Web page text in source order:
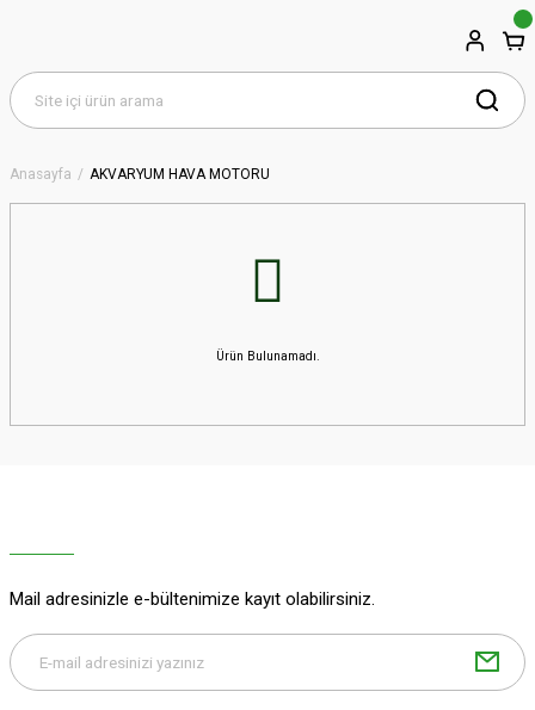
Anasayfa AKVARYUM HAVA MOTORU
Ürün Bulunamadı.
Mail adresinizle e-bültenimize kayıt olabilirsiniz.